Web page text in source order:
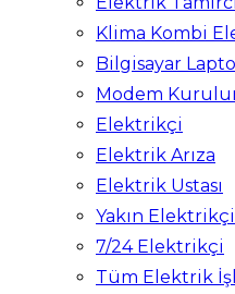
Klima Kombi
Bilgisayar
Modem
Elektrikçi
Elektrik Arıza
Elektrik Ustası
Yakın Elektrikçi
7/24 Elektrikçi
Tüm Elektrik